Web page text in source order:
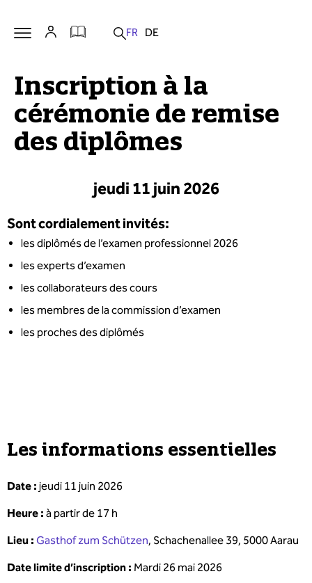
Inscription à la
cérémonie de remise
des diplômes
jeudi 11 juin 2026
Sont cordialement invités:
les diplômés de l’examen professionnel 2026
les experts d’examen
les collaborateurs des cours
les membres de la commission d’examen
les proches des diplômés
Les informations essentielles
Date : jeudi 11 juin 2026
Heure : à partir de 17 h
Lieu : Gasthof zum Schützen, Schachenallee 39, 5000 Aarau
Date limite d’inscription : Mardi 26 mai 2026